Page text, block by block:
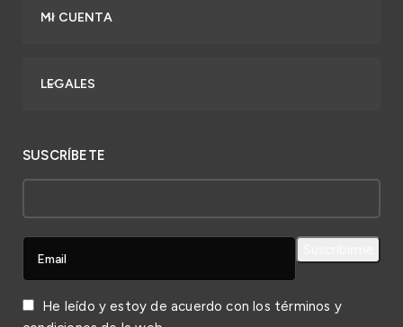
MI CUENTA
LEGALES
SUSCRÍBETE
He leído y estoy de acuerdo con los términos y